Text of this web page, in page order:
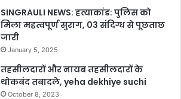
SINGRAULI NEWS: हत्याकांड: पुलिस को
मिला महत्वपूर्ण सुराग, 03 संदिग्ध से पूछताछ
जारी
January 5, 2025
तहसीलदारों और नायब तहसीलदारों के
थोकबंद तबादले, yeha dekhiye suchi
October 8, 2023